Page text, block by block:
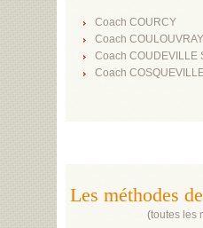
Coach COURCY
Coach
Coach COUDEVILLE
Coach
Les méthodes
(toutes les